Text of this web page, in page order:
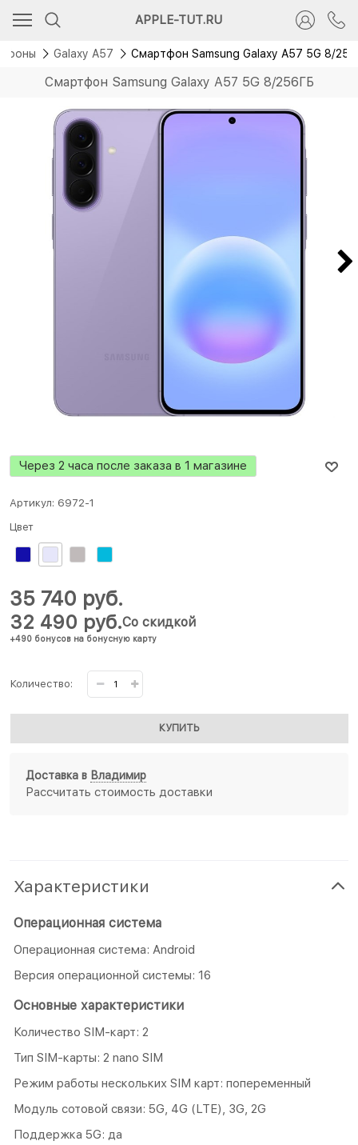
APPLE-TUT.RU
Galaxy A57 Смартфон Samsung Galaxy A57 5G 8/
Смартфон Samsung Galaxy A57 5G 8/256ГБ
Новинка
Через 2 часа после заказа в 1 магазине
Артикул: 6972-1
Цвет
32 490 руб.
+490 бонусов на бонусную карту
Со скидкой
35 740 руб.
Количество:
КУПИТЬ
Доставка в Владимир
Рассчитать стоимость доставки
Характеристики
Операционная система
Операционная система: Android
Версия операционной системы: 16
Основные характеристики
Количество SIM-карт: 2
Тип SIM-карты: 2 nano SIM
Режим работы нескольких SIM карт: попеременный
Модуль сотовой связи: 5G, 4G (LTE), 3G, 2G
Поддержка 5G: да